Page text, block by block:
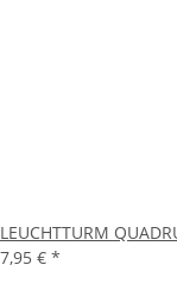
LEUCHTTURM
7,95 € *